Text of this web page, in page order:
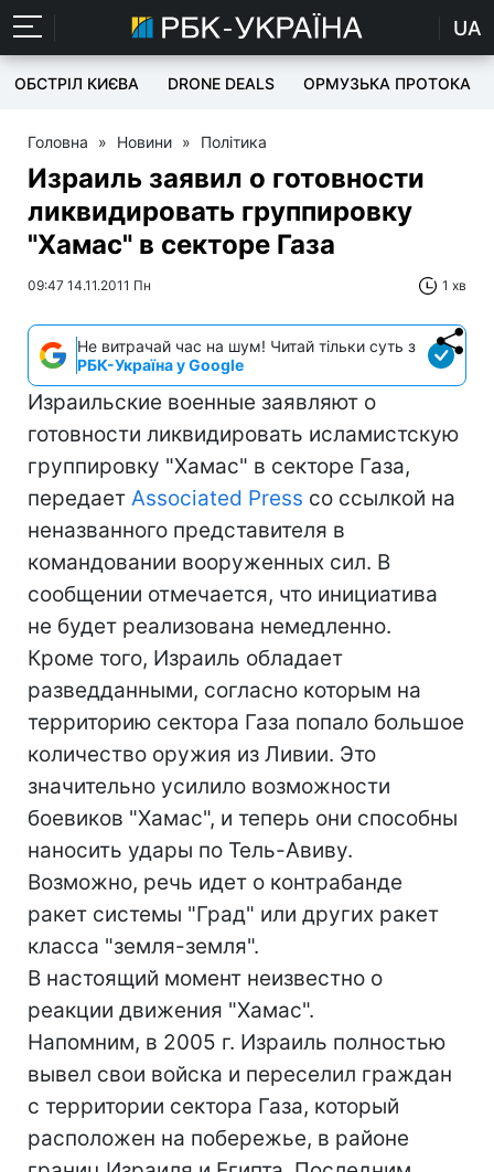
UA
ОБСТРІЛ КИЄВА DRONE DEALS ОРМУЗЬКА ПРОТОКА
Головна » Новини » Політика
Израиль заявил о готовности
ликвидировать группировку
"Хамас" в секторе Газа
09:47 14.11.2011 Пн 1 хв
Не витрачай час на шум! Читай тільки суть з
РБК-Україна у Google
Израильские военные заявляют о
готовности ликвидировать исламистскую
группировку "Хамас" в секторе Газа,
передает Associated Press со ссылкой на
неназванного представителя в
командовании вооруженных сил. В
сообщении отмечается, что инициатива
не будет реализована немедленно.
Кроме того, Израиль обладает
разведданными, согласно которым на
территорию сектора Газа попало большое
количество оружия из Ливии. Это
значительно усилило возможности
боевиков "Хамас", и теперь они способны
наносить удары по Тель-Авиву.
Возможно, речь идет о контрабанде
ракет системы "Град" или других ракет
класса "земля-земля".
В настоящий момент неизвестно о
реакции движения "Хамас".
Напомним, в 2005 г. Израиль полностью
вывел свои войска и переселил граждан
с территории сектора Газа, который
расположен на побережье, в районе